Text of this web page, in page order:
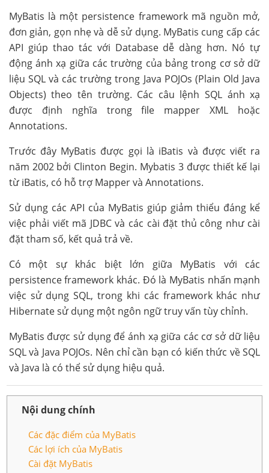
MyBatis là một persistence framework mã nguồn mở,
đơn giản, gọn nhẹ và dễ sử dụng. MyBatis cung cấp các
API giúp thao tác với Database dễ dàng hơn. Nó tự
động ánh xạ giữa các trường của bảng trong cơ sở dữ
liệu SQL và các trường trong Java POJOs (Plain Old Java
Objects) theo tên trường. Các câu lệnh SQL ánh xạ
được định nghĩa trong file mapper XML hoặc
Annotations.
Trước đây MyBatis được gọi là iBatis và được viết ra
năm 2002 bởi Clinton Begin. Mybatis 3 được thiết kế lại
từ iBatis, có hỗ trợ Mapper và Annotations.
Sử dụng các API của MyBatis giúp giảm thiểu đáng kể
việc phải viết mã JDBC và các cài đặt thủ công như cài
đặt tham số, kết quả trả về.
Có một sự khác biệt lớn giữa MyBatis với các
persistence framework khác. Đó là MyBatis nhấn mạnh
việc sử dụng SQL, trong khi các framework khác như
Hibernate sử dụng một ngôn ngữ truy vấn tùy chỉnh.
MyBatis được sử dụng để ánh xạ giữa các cơ sở dữ liệu
SQL và Java POJOs. Nên chỉ cần bạn có kiến thức về SQL
và Java là có thể sử dụng hiệu quả.
Nội dung chính
Các đặc điểm của MyBatis
Các lợi ích của MyBatis
Cài đặt MyBatis